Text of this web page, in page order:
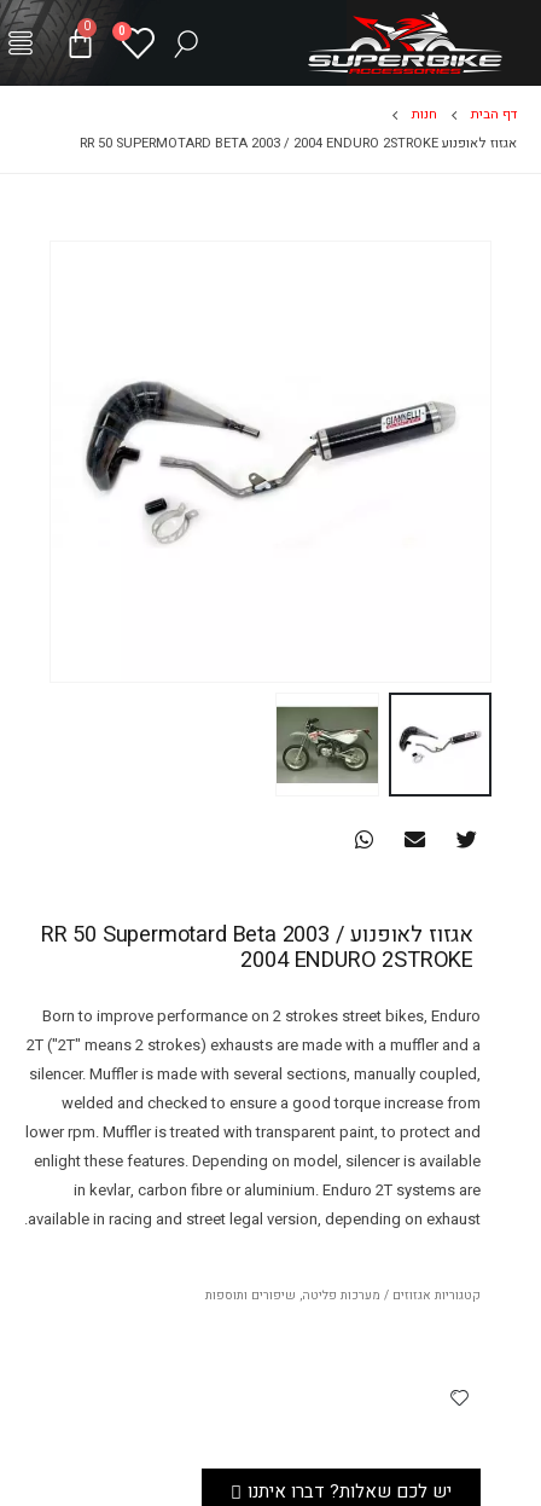
0
0
דף הבית
חנות
אגזוז לאופנוע RR 50 SUPERMOTARD BETA 2003 / 2004 ENDURO 2STROKE
אגזוז לאופנוע RR 50 Supermotard Beta 2003 /
2004 ENDURO 2STROKE
Born to improve performance on 2 strokes street bikes, Enduro
2T ("2T" means 2 strokes) exhausts are made with a muffler and a
silencer. Muffler is made with several sections, manually coupled,
welded and checked to ensure a good torque increase from
lower rpm. Muffler is treated with transparent paint, to protect and
enlight these features. Depending on model, silencer is available
in kevlar, carbon fibre or aluminium. Enduro 2T systems are
available in racing and street legal version, depending on exhaust.
קטגוריות אגזוזים / מערכות פליטה, שיפורים ותוספות
יש לכם שאלות? דברו איתנו